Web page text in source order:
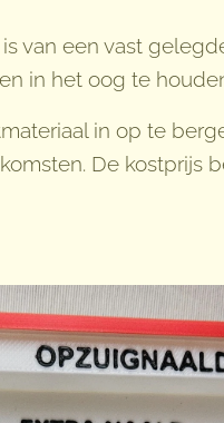
van een vast
in het oog te
in op te
De kostprijs